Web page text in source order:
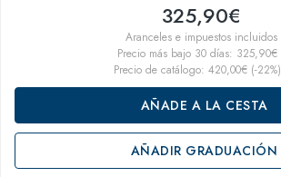
325,90€
Aranceles e impuestos incluidos
Precio más bajo 30 días: 325,90€
Precio de catálogo: 420,00€(-22%)
AÑADE A LA CESTA
AÑADIR GRADUACIÓN